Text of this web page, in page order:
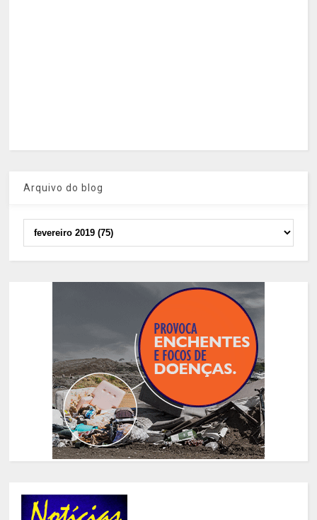
Arquivo do blog